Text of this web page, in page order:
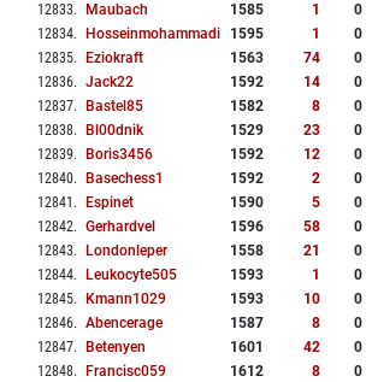
12833. Maubach 1585 1
0
12834. Hosseinmohammadi 1595 1
0
12835. Eziokraft 1563 74
0
12836. Jack22 1592 14
0
12837. Bastel85 1582 8
0
12838. Bl00dnik 1529 23
0
12839. Boris3456 1592 12
0
12840. Basechess1 1592 2
0
12841 . Espinet 1590 5
0
12842. Gerhardvel 1596 58
0
12843. Londonleper 1558 21
0
12844. Leukocyte505 1593 1
0
12845. Kmann1029 1593 10
0
12846. Abencerage 1587 8
0
12847. Betenyen 1601 42
0
12848. Francisc059 1612 8
0